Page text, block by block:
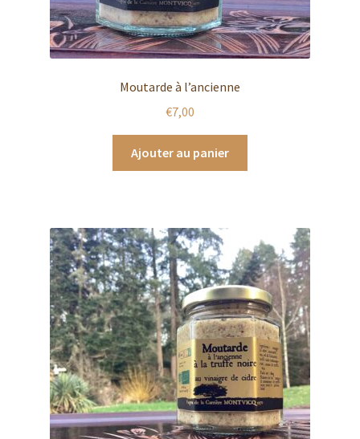
Prochains marchés
Retour & échanges
Moutarde à l’ancienne
€7,00
Ajouter au panier